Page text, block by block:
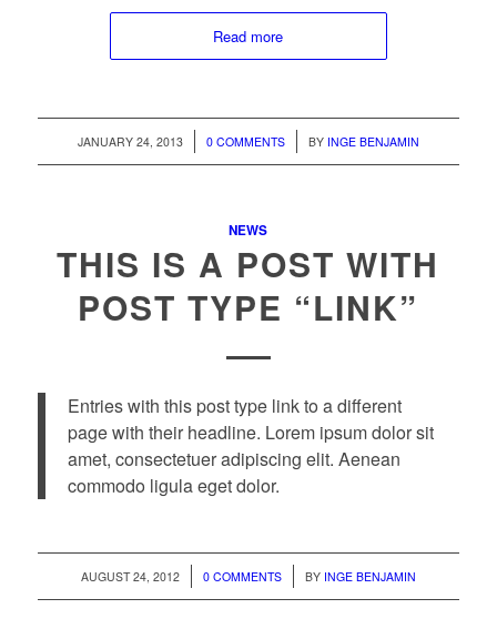
Read more
JANUARY 24, 2013
/ 0 COMMENTS
/ BY INGE BENJAMIN
NEWS
THIS IS A POST WITH
POST TYPE “LINK”
Entries with this post type link to a different
page with their headline. Lorem ipsum dolor sit
amet, consectetuer adipiscing elit. Aenean
commodo ligula eget dolor.
AUGUST 24, 2012
/ 0 COMMENTS
/ BY INGE BENJAMIN